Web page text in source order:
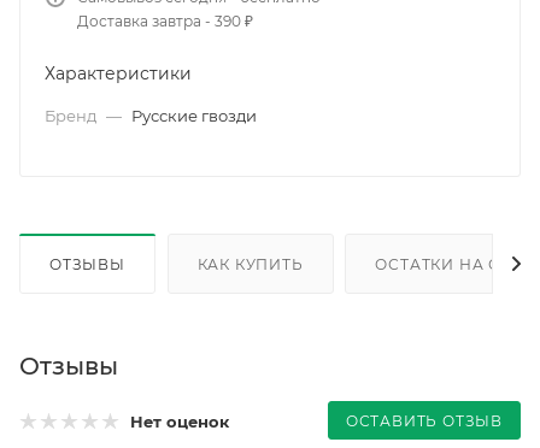
Доставка завтра - 390 ₽
Характеристики
Бренд — Русские гвозди
ОТЗЫВЫ КАК КУПИТЬ ОСТАТКИ НА
Отзывы
Нет оценок ОСТАВИТЬ ОТЗЫВ